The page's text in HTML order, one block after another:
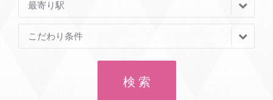
最寄り駅
こだわり条件
検 索